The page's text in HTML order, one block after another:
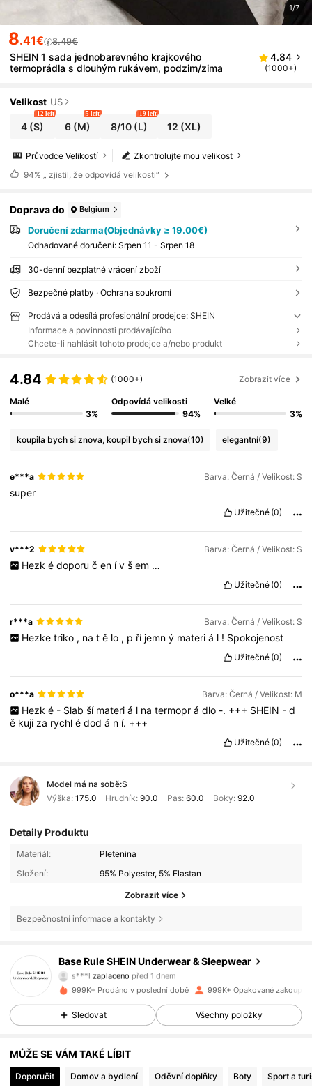
1/7
8.41€ 8.49€
SHEIN 1 sada jednobarevného krajkového
termoprádla s dlouhým rukávem, podzim/zima
4.84
(1000+)
Velikost US
4 (S)
12 left
6 (M)
5 left
8/10(L)
19 left
12 (XL)
Zkontrolujte mou velikost
Průvodce Velikostí
94% „ zjistil, že odpovídá velikosti“
Doprava do Belgium
Doručení zdarma(Objednávky ≥ 19.00€)
Odhadované doručení: Srpen 11 - Srpen 18
30-denní bezplatné vrácení zboží
Bezpečné platby · Ochrana soukromí
Prodává a odesílá profesionální prodejce: SHEIN
Informace a povinnosti prodávajícího
Chcete-li nahlásit tohoto prodejce a/nebo produkt
4.84 (1000+) Zobrazit více
Malé
3%
Odpovídá velikosti
94%
Velké
3%
koupila bych si znova, koupil bych si znova(10) elegantní(9)
e***a Barva: Černá / Velikost: S
super
Užitečné (0)
v***2 Barva: Černá / Velikost: S
Hezk é doporu č en ív š em …
Užitečné (0)
r***a Barva: Černá / Velikost: S
Hezke triko , na t ě lo , p ří jemn ý materi á l ! Spokojenost
Užitečné (0)
o***a Barva: Černá / Velikost: M
Hezk é - Slab ší materi á l na termopr á dlo -. +++ SHEIN - d
ě kuji za rychlédodá n í. +++
Užitečné (0)
Model má na sobě:S
Výška: 175.0 Hrudník:90.0 Pas: 60.0 Boky: 92.0
Detaily Produktu
Materiál:
Pletenina
Složení:
95% Polyester, 5% Elastan
Zobrazit více
Bezpečnostní informace a kontakty
Base Rule SHEIN Underwear & Sleepwear
4.87
1.1M Sledující
s***l zaplaceno před 1 dnem
před 10 minutami
4.87 1.1M Sledující
4.87 1.1M Sledující
999K+ Prodáno v poslední době 999K+ Opakované zakoupení
Sledovat Všechny položky
MŮŽE SE VÁM TAKÉ LÍBIT
Doporučit Domov a bydlení Oděvní doplňky Boty Sport a